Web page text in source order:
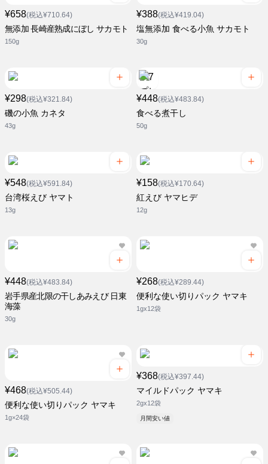
¥658(税込¥710.64)
無添加 長崎産熟成にぼし サカモト
150g
¥388(税込¥419.04)
塩無添加 食べる小魚 サカモト
30g
¥298(税込¥321.84)
磯の小魚 カネタ
43g
¥448(税込¥483.84)
食べる煮干し
50g
¥548(税込¥591.84)
台湾桜えび ヤマト
13g
¥158(税込¥170.64)
紅えび ヤマヒデ
12g
¥448(税込¥483.84)
岩手県産北限の干しあみえび 日東
海藻
30g
¥268(税込¥289.44)
便利な使い切りパック ヤマキ
1gx12袋
¥468(税込¥505.44)
便利な使い切りパック ヤマキ
1g×24袋
¥368(税込¥397.44)
マイルドパック ヤマキ
2gx12袋
月間安い値